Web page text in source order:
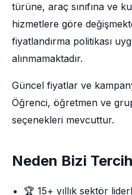
türüne, araç sınıfına ve
hizmetlere göre
fiyatlandırma politikası
alınmamaktadır.
Güncel fiyatlar ve
Öğrenci, öğretmen ve
seçenekleri mevcuttur.
Neden Bizi
🏆 15+ yıllık sektör